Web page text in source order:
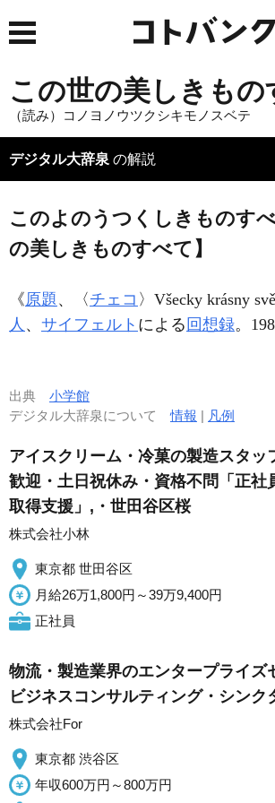
この世の美しきもの
（読み）コノヨノウツクシキモノスベテ
デジタル大辞泉 の解説
このよのうつくしきものす
の美しきものすべて】
《原題 、〈 チェコ 〉 Všecky krásny
人 、 サイフェルト による 回想録。
出典 小学館
デジタル大辞泉について情報 | 凡例
アイスクリーム・冷菓の製造スタッ
歓迎・土日祝休み・資格不問「正社
取得支援」,・世田谷区桜
株式会社小林
東京都 世田谷区
月給26万1,800円～39万9,400円
正社員
物流・製造業界のエンタープライズ
ビジネスコンサルティング・シンク
株式会社For
東京都 渋谷区
年収600万円～800万円